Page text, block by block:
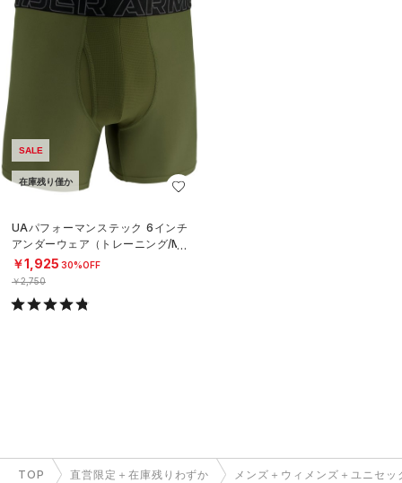
SALE
在庫残り僅か
UAパフォーマンステック 6インチ
アンダーウェア（トレーニング/ME
N）
￥1,925 30%OFF
￥2,750
TOP 直営限定＋在庫残りわずか メンズ＋ウィメンズ＋ユニセッ